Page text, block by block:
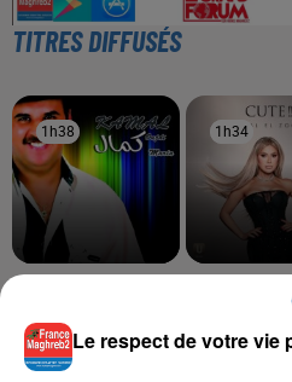
TITRES DIFFUSÉS
1h38
1h38 1h34
1h34
Le respect de votre vie